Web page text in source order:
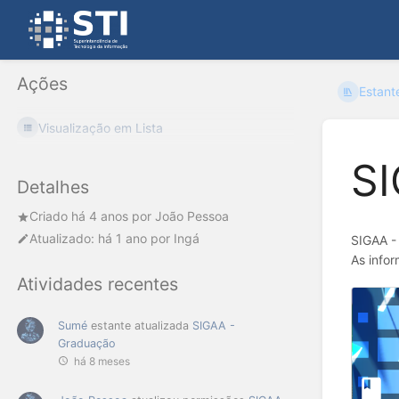
Ações
Visualização em Lista
Detalhes
Criado há 4 anos por João Pessoa
Atualizado: há 1 ano por Ingá
Atividades recentes
Sumé estante atualizada SIGAA -
Graduação
há 8 meses
SIGAA
As